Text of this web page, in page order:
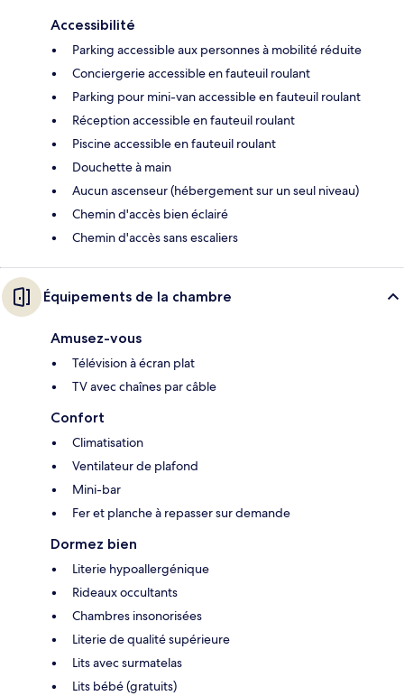
Accessibilité
Parking accessible aux personnes à mobilité réduite
Conciergerie accessible en fauteuil roulant
Parking pour mini-van accessible en fauteuil roulant
Réception accessible en fauteuil roulant
Piscine accessible en fauteuil roulant
Douchette à main
Aucun ascenseur (hébergement sur un seul niveau)
Chemin d'accès bien éclairé
Chemin d'accès sans escaliers
Équipements de la chambre
Amusez-vous
Télévision à écran plat
TV avec chaînes par câble
Confort
Climatisation
Ventilateur de plafond
Mini-bar
Fer et planche à repasser sur demande
Dormez bien
Literie hypoallergénique
Rideaux occultants
Chambres insonorisées
Literie de qualité supérieure
Lits avec surmatelas
Lits bébé (gratuits)